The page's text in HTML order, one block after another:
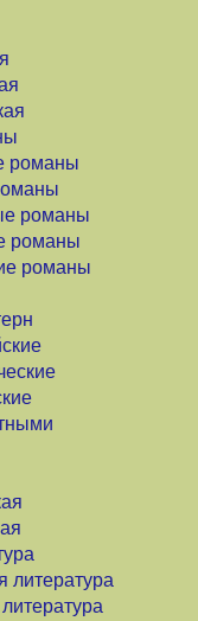
романы
романы
романы
романы
литература